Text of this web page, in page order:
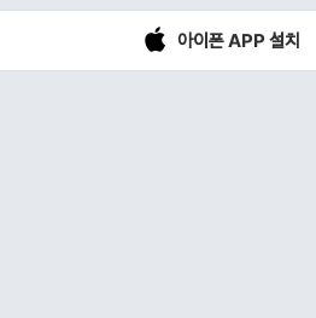
아이폰 APP 설치